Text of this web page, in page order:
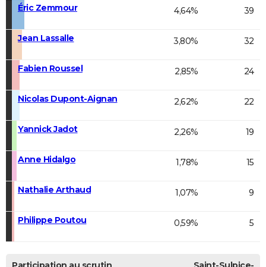
Éric Zemmour 4,64% 39
Jean Lassalle 3,80% 32
Fabien Roussel 2,85% 24
Nicolas Dupont-Aignan 2,62% 22
Yannick Jadot 2,26% 19
Anne Hidalgo 1,78% 15
Nathalie Arthaud 1,07% 9
Philippe Poutou 0,59% 5